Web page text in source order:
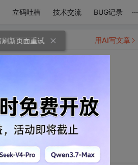
立码吐槽 技术交流 BUG记录 ...
用AI写文章